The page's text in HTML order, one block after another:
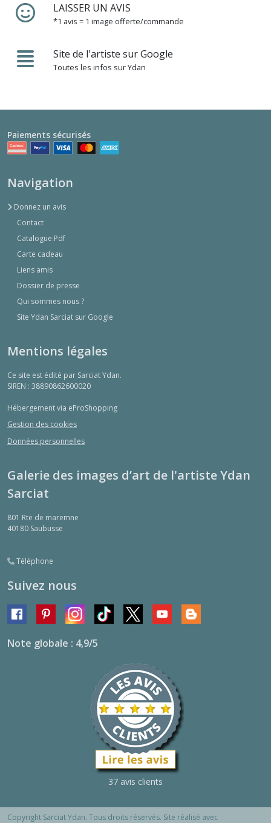
LAISSER UN AVIS
*1 avis = 1 image offerte/commande
Site de l'artiste sur Google
Toutes les infos sur Ydan
Paiements sécurisés
Navigation
Donnez un avis
Contact
Catalogue Pdf
Carte cadeau
Liens amis
Dossier de presse
Qui sommes nous ?
Site Ydan Sarciat sur Google
Mentions légales
Ce site est édité par Sarciat Ydan.
SIREN : 38890862600020
Hébergement via eProShopping
Gestion des cookies
Données personnelles
Galerie des images d’art de l'artiste Ydan
Sarciat
801 Rte de maremne
40180 Saubusse
Téléphone
Suivez nous
Note globale : 4,9/5
37 avis clients
Copyright Sarciat Ydan. Tous droits réservés. Site réalisé avec